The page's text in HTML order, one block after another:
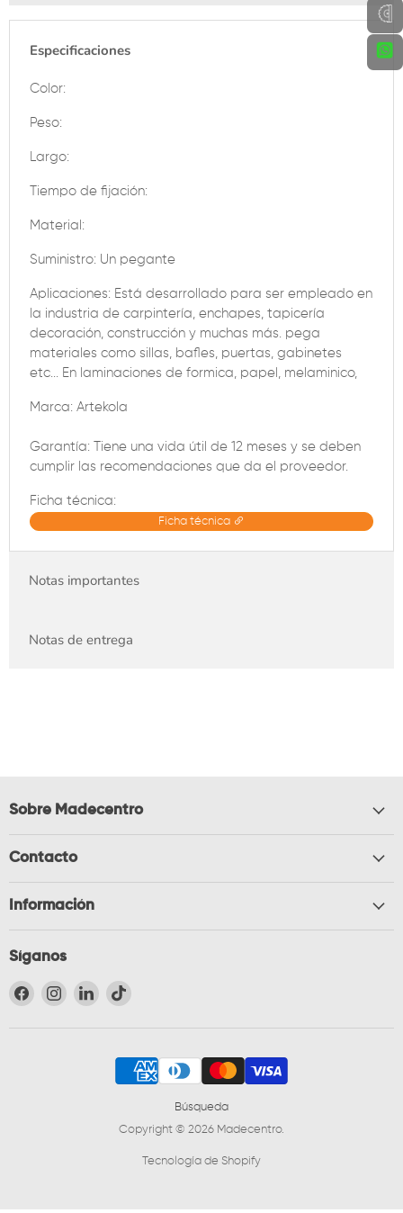
Especificaciones
Color:
Peso:
Largo:
Tiempo de fijación:
Material:
Suministro: Un pegante
Aplicaciones: Está desarrollado para ser empleado en
la industria de carpintería, enchapes, tapicería
decoración, construcción y muchas más. pega
materiales como sillas, bafles, puertas, gabinetes
etc... En laminaciones de formica, papel, melaminico,
Marca: Artekola
Garantía: Tiene una vida útil de 12 meses y se deben
cumplir las recomendaciones que da el proveedor.
Ficha técnica:
Ficha técnica
Notas importantes
Notas de entrega
Sobre Madecentro
Contacto
Información
Síganos
Encuéntrenos en Facebook
Encuéntrenos en Instagram
Encuéntrenos en LinkedIn
Encuéntrenos en TikTok
Búsqueda
Copyright © 2026 Madecentro.
Tecnología de Shopify